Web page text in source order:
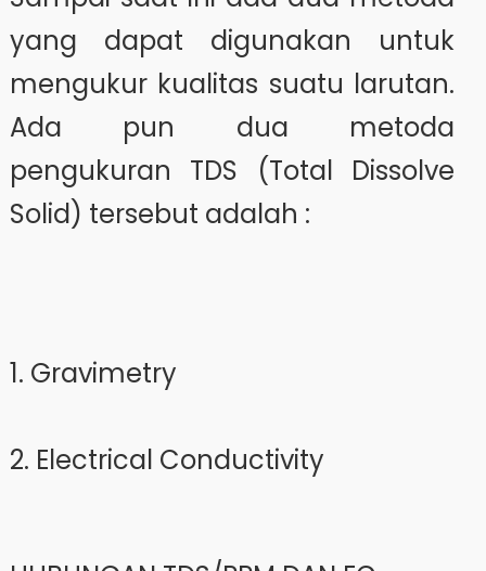
yang dapat digunakan untuk
mengukur kualitas suatu larutan.
Ada pun dua metoda
pengukuran TDS (Total Dissolve
Solid) tersebut adalah :
1. Gravimetry
2. Electrical Conductivity